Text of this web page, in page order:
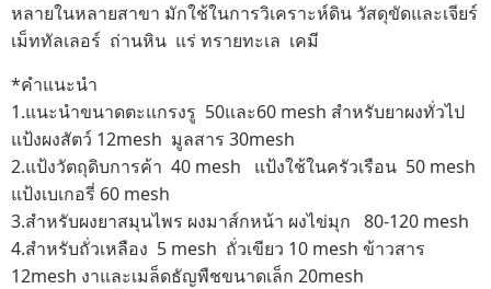
หลายในหลายสาขา มักใช้ในการวิเคราะห์ดิน วัสดุขัดและเจียร์
เม็ททัลเลอร์ ถ่านหิน แร่ ทรายทะเล เคมี
*คำแนะนำ
1.แนะนำขนาดตะแกรงรู 50และ60 mesh สำหรับยาผงทั่วไป
แป้งผงสัตว์ 12mesh มูลสาร 30mesh
2.แป้งวัตถุดิบการค้า 40 mesh แป้งใช้ในครัวเรือน 50 mesh
แป้งเบเกอรี่ 60 mesh
3.สำหรับผงยาสมุนไพร ผงมาส์กหน้า ผงไข่มุก 80-120 mesh
4.สำหรับถั่วเหลือง 5 mesh ถั่วเขียว 10 mesh ข้าวสาร
12mesh งาและเมล็ดธัญพืชขนาดเล็ก 20mesh